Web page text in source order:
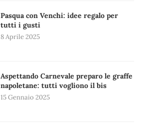
Pasqua con Venchi: idee regalo per
tutti i gusti
8 Aprile 2025
Aspettando Carnevale preparo le graffe
napoletane: tutti vogliono il bis
15 Gennaio 2025